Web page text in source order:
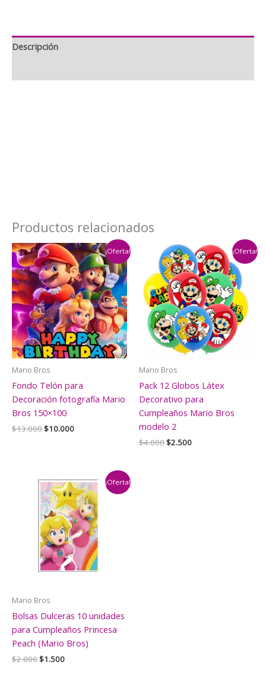
Descripción
Productos relacionados
¡Oferta!
Mario Bros
Fondo Telón para
Decoración fotografía Mario
Bros 150×100
$13.000El
$10.000El
¡Oferta!
Mario Bros
Pack 12 Globos Látex
Decorativo para
Cumpleaños Mario Bros
modelo 2
$4.000El
$2.500El
¡Oferta!
Mario Bros
Bolsas Dulceras 10 unidades
para Cumpleaños Princesa
Peach (Mario Bros)
$2.000El
$1.500El